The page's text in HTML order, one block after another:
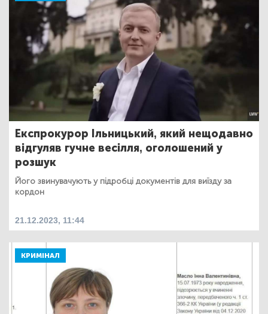
Експрокурор Ільницький, який нещодавно
відгуляв гучне весілля, оголошений у
розшук
Його звинувачують у підробці документів для виїзду за
кордон
21.12.2023, 11:44
КРИМІНАЛ